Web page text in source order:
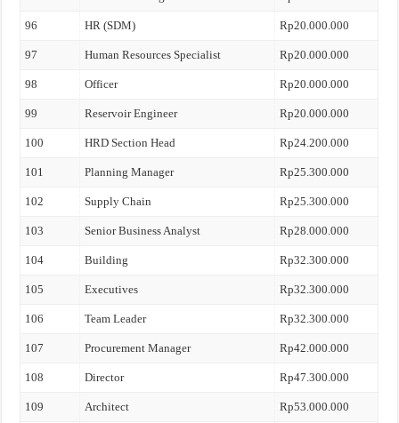
96 HR (SDM) Rp20.000.000
97 Human Resources Specialist Rp20.000.000
98 Officer Rp20.000.000
99 Reservoir Engineer Rp20.000.000
100 HRD Section Head Rp24.200.000
101 Planning Manager Rp25.300.000
102 Supply Chain Rp25.300.000
103 Senior Business Analyst Rp28.000.000
104 Building Rp32.300.000
105 Executives Rp32.300.000
106 Team Leader Rp32.300.000
107 Procurement Manager Rp42.000.000
108 Director Rp47.300.000
109 Architect Rp53.000.000